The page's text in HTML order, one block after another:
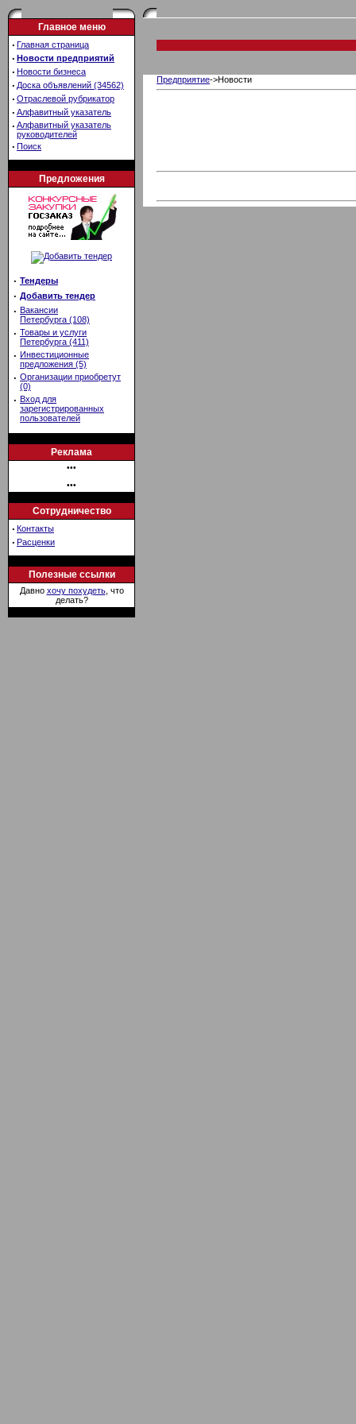
Главное меню
· Главная страница
· Новости предприятий
· Новости бизнеса
· Доска объявлений (34562)
· Отраслевой рубрикатор
· Алфавитный указатель
· Алфавитный указатель
руководителей
· Поиск
Предложения
· Тендеры
· Добавить тендер
· Вакансии
Петербурга (108)
· Товары и услуги
Петербурга (411)
· Инвестиционные
предложения (5)
· Организации приобретут
(0)
· Вход для
зарегистрированных
пользователей
Реклама
•••
•••
Сотрудничество
· Контакты
· Расценки
Полезные ссылки
Давно хочу похудеть, что
делать?
Предприятие->Новости